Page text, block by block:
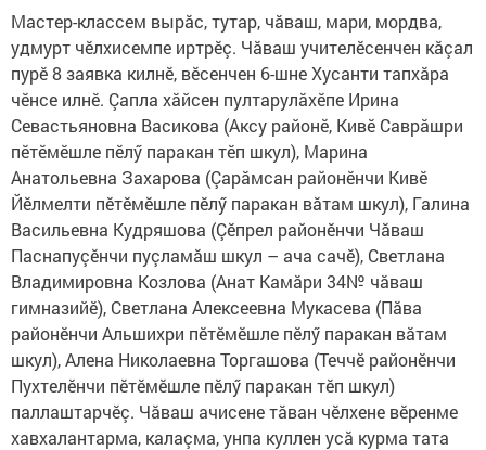
Мастер-классем вырăс, тутар, чăваш, мари, мордва,
удмурт чӗлхисемпе иртрӗç. Чăваш учителӗсенчен кăçал
пурӗ 8 заявка килнӗ, вӗсенчен 6-шне Хусанти тапхăра
чӗнсе илнӗ. Çапла хăйсен пултарулăхӗпе Ирина
Севастьяновна Васикова (Аксу районӗ, Кивӗ Саврăшри
пӗтӗмӗшле пӗлӳ паракан тӗп шкул), Марина
Анатольевна Захарова (Çарăмсан районӗнчи Кивӗ
Йӗлмелти пӗтӗмӗшле пӗлӳ паракан вăтам шкул), Галина
Васильевна Кудряшова (Çӗпрел районӗнчи Чăваш
Паснапуçӗнчи пуçламăш шкул – ача сачӗ), Светлана
Владимировна Козлова (Анат Камăри 34№ чăваш
гимназийӗ), Светлана Алексеевна Мукасева (Пăва
районӗнчи Альшихри пӗтӗмӗшле пӗлӳ паракан вăтам
шкул), Алена Николаевна Торгашова (Теччӗ районӗнчи
Пухтелӗнчи пӗтӗмӗшле пӗлӳ паракан тӗп шкул)
паллаштарчӗç. Чăваш ачисене тăван чӗлхене вӗренме
хавхалантарма, калаçма, унпа куллен усă курма тата